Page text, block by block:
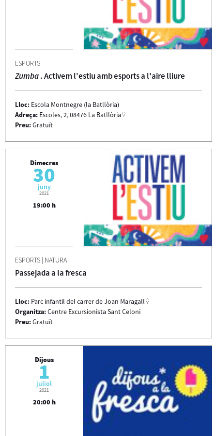
ESPORTS
Zumba. Activem l'estiu amb esports a l'aire lliure
Lloc: Escola Montnegre (la Batllòria)
Adreça: Escoles, 2, 08476 La Batllòria
Preu:Gratuït
Dimecres
30
juny
2021
19:00 h
ESPORTS | NATURA
Passejada a la fresca
Lloc: Parc infantil del carrer de Joan Maragall
Organitza:Centre Excursionista Sant Celoni
Preu:Gratuït
Dijous
1
juliol
2021
20:00 h